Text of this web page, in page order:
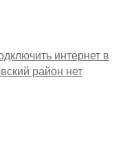
интернет в
район нет